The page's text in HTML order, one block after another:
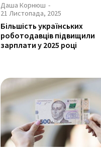
Даша Корнюш -
21 Листопада, 2025
Більшість українських
роботодавців підвищили
зарплати у 2025 році